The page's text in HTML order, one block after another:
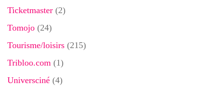
Ticketmaster (2)
Tomojo (24)
Tourisme/loisirs (215)
Tribloo.com (1)
Universciné (4)